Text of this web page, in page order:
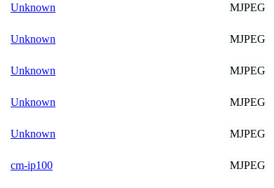
Unknown MJPEG
Unknown MJPEG
Unknown MJPEG
Unknown MJPEG
Unknown MJPEG
cm-ip100 MJPEG